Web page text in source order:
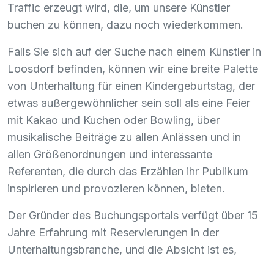
Traffic erzeugt wird, die, um unsere Künstler
buchen zu können, dazu noch wiederkommen.
Falls Sie sich auf der Suche nach einem Künstler in
Loosdorf befinden, können wir eine breite Palette
von Unterhaltung für einen Kindergeburtstag, der
etwas außergewöhnlicher sein soll als eine Feier
mit Kakao und Kuchen oder Bowling, über
musikalische Beiträge zu allen Anlässen und in
allen Größenordnungen und interessante
Referenten, die durch das Erzählen ihr Publikum
inspirieren und provozieren können, bieten.
Der Gründer des Buchungsportals verfügt über 15
Jahre Erfahrung mit Reservierungen in der
Unterhaltungsbranche, und die Absicht ist es,